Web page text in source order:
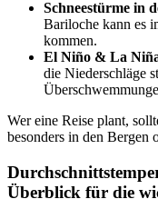
Schneestürme in
Bariloche kann es
kommen.
El Niño & La
die Niederschläge
Wer eine Reise plant,
besonders in den Bergen
Überblick für die